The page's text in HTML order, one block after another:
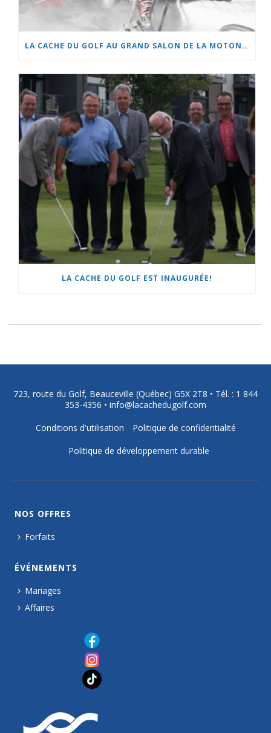
LA CACHE DU GOLF AU GRAND SALON DE LA MOTONEIGE ET DU QUAD
LA CACHE DU GOLF EST INAUGURÉE!
723, route du Golf, Beauceville (Québec) G5X 2T8 • Tél. : 1 844
353-4356 • info@lacachedugolf.com
Conditions d'utilisation
Politique de confidentialité
Politique de développement durable
NOS OFFRES
Forfaits
ÉVÉNEMENTS
Mariages
Affaires